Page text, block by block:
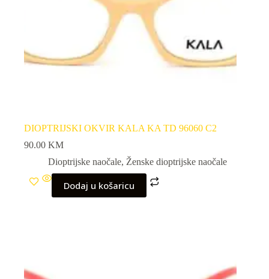
DIOPTRIJSKI OKVIR KALA KA TD 96060 C2
90.00 KM
Dioptrijske naočale, Ženske dioptrijske naočale
Dodaj u košaricu